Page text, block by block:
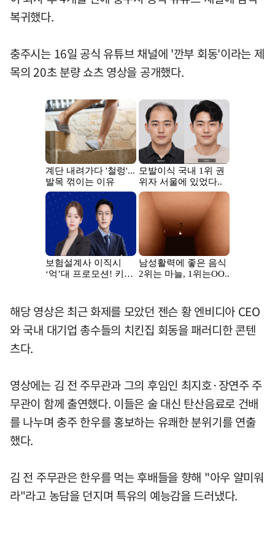
복귀했다.
충주시는 16일 공식 유튜브 채널에 '깐부 회동'이라는 제
목의 20초 분량 쇼츠 영상을 공개했다.
해당 영상은 최근 화제를 모았던 젠슨 황 엔비디아 CEO
와 국내 대기업 총수들의 치킨집 회동을 패러디한 콘텐
츠다.
영상에는 김 전 주무관과 그의 후임인 최지호·장연주 주
무관이 함께 출연했다. 이들은 술 대신 탄산음료로 건배
를 나누며 충주 한우를 홍보하는 유쾌한 분위기를 연출
했다.
김 전 주무관은 한우를 먹는 후배들을 향해 "아우 얄미워
라"라고 농담을 던지며 특유의 예능감을 드러냈다.